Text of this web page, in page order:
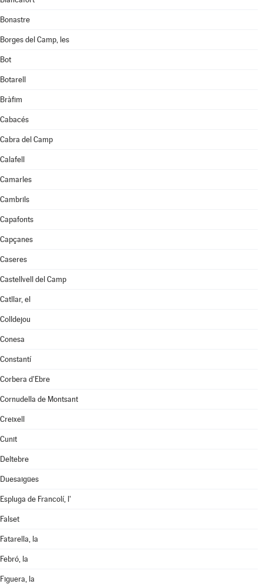
Bonastre
Borges del Camp, les
Bot
Botarell
Bràfim
Cabacés
Cabra del Camp
Calafell
Camarles
Cambrils
Capafonts
Capçanes
Caseres
Castellvell del Camp
Catllar, el
Colldejou
Conesa
Constantí
Corbera d'Ebre
Cornudella de Montsant
Creixell
Cunit
Deltebre
Duesaigües
Espluga de Francolí, l'
Falset
Fatarella, la
Febró, la
Figuera, la